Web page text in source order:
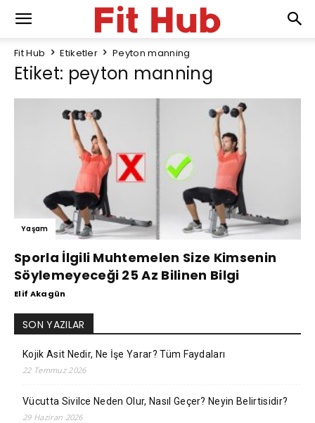
Fit Hub Etiketler Peyton manning
Etiket: peyton manning
Yaşam
Sporla İlgili Muhtemelen Size Kimsenin
Söylemeyeceği 25 Az Bilinen Bilgi
Elif Akagün
SON YAZILAR
Kojik Asit Nedir, Ne İşe Yarar? Tüm Faydaları
22 Temmuz 2026
Vücutta Sivilce Neden Olur, Nasıl Geçer? Neyin Belirtisidir?
29 Haziran 2026